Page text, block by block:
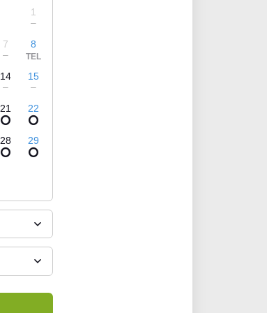
1
7 8
14 15
21 22
28 29